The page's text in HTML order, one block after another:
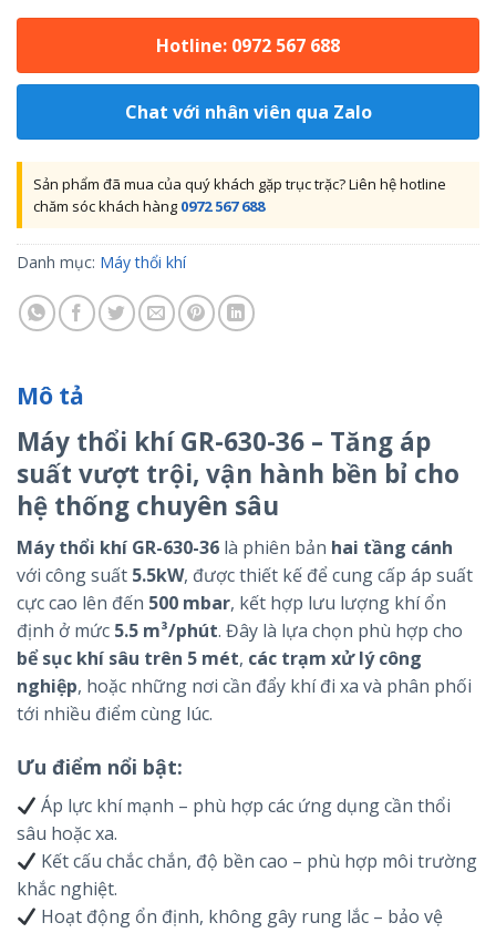
Hotline: 0972 567 688
Chat với nhân viên qua Zalo
Sản phẩm đã mua của quý khách gặp trục trặc? Liên hệ hotline
chăm sóc khách hàng 0972 567 688
Danh mục: Máy thổi khí
Mô tả
Máy thổi khí GR-630-36 – Tăng áp
suất vượt trội, vận hành bền bỉ cho
hệ thống chuyên sâu
Máy thổi khí GR-630-36 là phiên bản hai tầng cánh
với công suất 5.5kW, được thiết kế để cung cấp áp suất
cực cao lên đến 500 mbar, kết hợp lưu lượng khí ổn
định ở mức 5.5 m³/phút. Đây là lựa chọn phù hợp cho
bể sục khí sâu trên 5 mét, các trạm xử lý công
nghiệp, hoặc những nơi cần đẩy khí đi xa và phân phối
tới nhiều điểm cùng lúc.
Ưu điểm nổi bật:
Áp lực khí mạnh – phù hợp các ứng dụng cần thổi
sâu hoặc xa.
Kết cấu chắc chắn, độ bền cao – phù hợp môi trường
khắc nghiệt.
Hoạt động ổn định, không gây rung lắc – bảo vệ